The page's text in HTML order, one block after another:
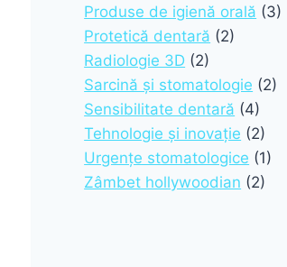
Produse de igienă orală (3)
Protetică dentară (2)
Radiologie 3D (2)
Sarcină și stomatologie (2)
Sensibilitate dentară (4)
Tehnologie și inovație (2)
Urgențe stomatologice (1)
Zâmbet hollywoodian (2)